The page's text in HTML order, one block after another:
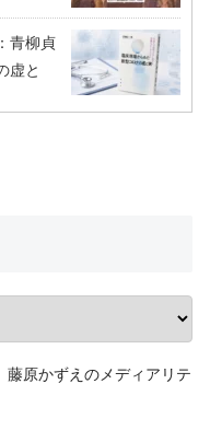
青柳貞
虚と
原かずえのメディアリテ